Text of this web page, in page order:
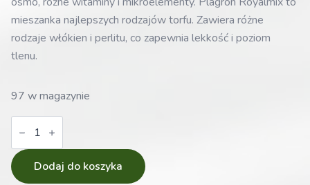
mieszanka najlepszych rodzajów torfu. Zawiera różne
rodzaje włókien i perlitu, co zapewnia lekkość i poziom
tlenu.
97 w magazynie
ilość
Plagron
Royal
Mix
50L
Dodaj do koszyka